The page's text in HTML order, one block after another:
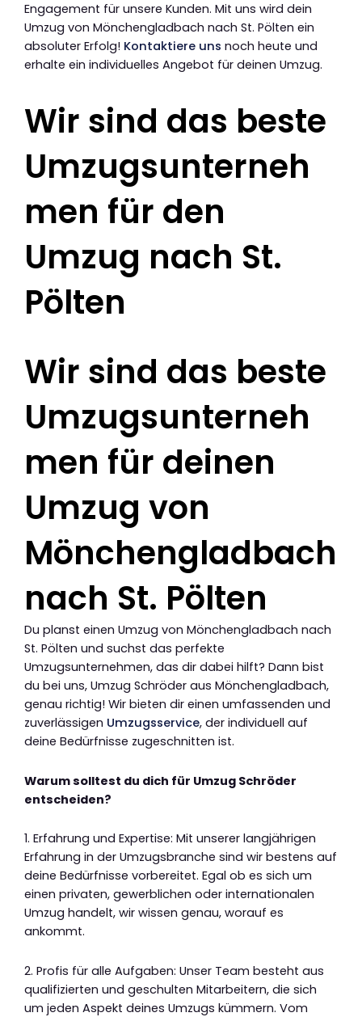
Engagement für unsere Kunden. Mit uns wird dein
Umzug von Mönchengladbach nach St. Pölten ein
absoluter Erfolg! Kontaktiere uns noch heute und
erhalte ein individuelles Angebot für deinen Umzug.
Wir sind das beste
Umzugsunterneh
men für den
Umzug nach St.
Pölten
Wir sind das beste
Umzugsunterneh
men für deinen
Umzug von
Mönchengladbach
nach St. Pölten
Du planst einen Umzug von Mönchengladbach nach
St. Pölten und suchst das perfekte
Umzugsunternehmen, das dir dabei hilft? Dann bist
du bei uns, Umzug Schröder aus Mönchengladbach,
genau richtig! Wir bieten dir einen umfassenden und
zuverlässigen Umzugsservice, der individuell auf
deine Bedürfnisse zugeschnitten ist.
Warum solltest du dich für Umzug Schröder
entscheiden?
1. Erfahrung und Expertise: Mit unserer langjährigen
Erfahrung in der Umzugsbranche sind wir bestens auf
deine Bedürfnisse vorbereitet. Egal ob es sich um
einen privaten, gewerblichen oder internationalen
Umzug handelt, wir wissen genau, worauf es
ankommt.
2. Profis für alle Aufgaben: Unser Team besteht aus
qualifizierten und geschulten Mitarbeitern, die sich
um jeden Aspekt deines Umzugs kümmern. Vom